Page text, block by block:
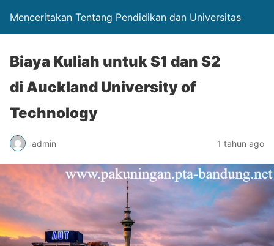
Menceritakan Tentang Pendidikan dan Universitas
Biaya Kuliah untuk S1 dan S2
di Auckland University of
Technology
admin 1 tahun ago